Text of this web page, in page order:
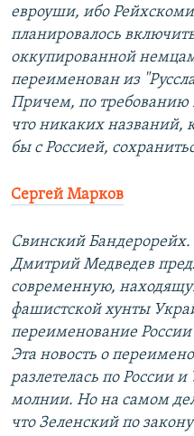
евроуши, ибо
планировалось
оккупированной
переименован из
Причем, по требованию
что никаких названий,
бы с Россией,
Сергей Марков
Свинский
Дмитрий Медведев
современную,
фашистской хунты
переименование
Эта новость о
разлетелась по России
молнии. Но на самом
что Зеленский по